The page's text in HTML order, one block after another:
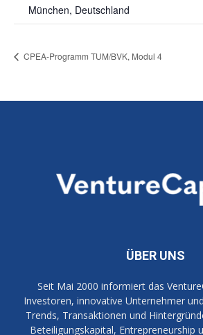
München, Deutschland
CPEA-Programm TUM/BVK, Modul 4
ÜBER UNS
Seit Mai 2000 informiert das
Investoren, innovative Unternehmer
Trends, Transaktionen und
Beteiligungskapital, Entrepreneurship